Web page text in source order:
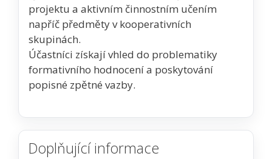
projektu a aktivním činnostním učením
napříč předměty v kooperativních
skupinách.
Účastníci získají vhled do problematiky
formativního hodnocení a poskytování
popisné zpětné vazby.
Doplňující informace